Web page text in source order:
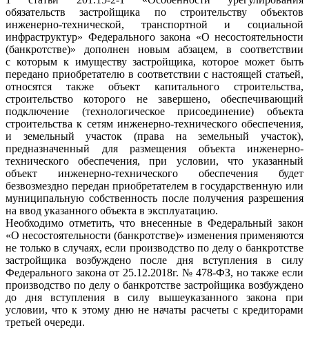
обязательств застройщика по строительству объектов
инженерно-технической, транспортной и социальной
инфраструктур» Федерального закона «О несостоятельности
(банкротстве)» дополнен новым абзацем, в соответствии
с которым к имуществу застройщика, которое может быть
передано приобретателю в соответствии с настоящей статьей,
относятся также объект капитального строительства,
строительство которого не завершено, обеспечивающий
подключение (технологическое присоединение) объекта
строительства к сетям инженерно-технического обеспечения,
и земельный участок (права на земельный участок),
предназначенный для размещения объекта инженерно-
технического обеспечения, при условии, что указанный
объект инженерно-технического обеспечения будет
безвозмездно передан приобретателем в государственную или
муниципальную собственность после получения разрешения
на ввод указанного объекта в эксплуатацию.
Необходимо отметить, что внесенные в Федеральный закон
«О несостоятельности (банкротстве)» изменения применяются
не только в случаях, если производство по делу о банкротстве
застройщика возбуждено после дня вступления в силу
Федерального закона от 25.12.2018г. № 478-ФЗ, но также если
производство по делу о банкротстве застройщика возбуждено
до дня вступления в силу вышеуказанного закона при
условии, что к этому дню не начаты расчеты с кредиторами
третьей очереди.